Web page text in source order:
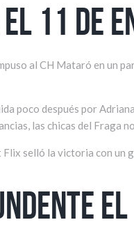
11 de
al CH Mataró en un
poco después por
las chicas del Fraga
Flix selló la victoria con
el